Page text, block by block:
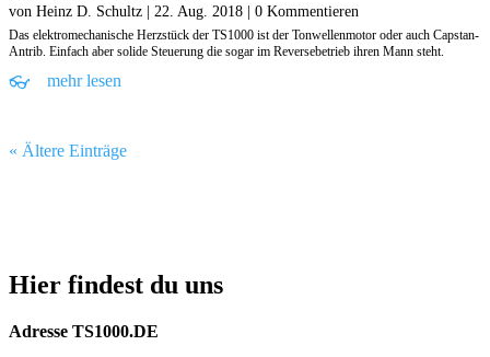
von Heinz D. Schultz 22. Aug. 2018 | 0 Kommentieren
Das elektromechanische Herzstück der TS1000 ist der Tonwellenmotor oder auch Capstan-
Antrib. Einfach aber solide Steuerung die sogar im Reversebetrieb ihren Mann steht.
mehr lesen
« Ältere Einträge
Hier findest du uns
Adresse TS1000.DE